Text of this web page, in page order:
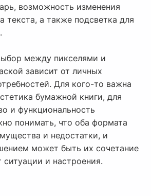
возможность изменения
текста, а также подсветка для
между пикселями и
зависит от личных
Для кого-то важна
бумажной книги, для
и функциональность
понимать, что оба формата
и недостатки, и
может быть их сочетание
ситуации и настроения.